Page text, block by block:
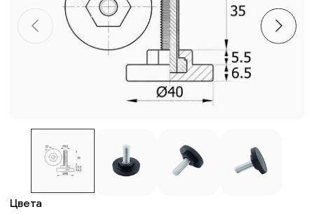
Цвета
Пластиковые столешницы для школьных парт
Комплектующие для мебели
Система выравнивания плитки
Дюбель